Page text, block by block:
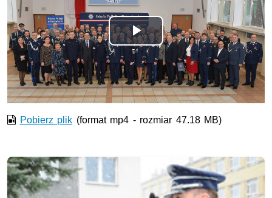
Odtwórz
wideo
Pobierz plik (format mp4 - rozmiar 47.18 MB)